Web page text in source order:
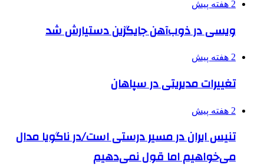
2 هفته پیش
ویسی در ذوب‌آهن جایگزین دستیارش شد
2 هفته پیش
تغییرات مدیریتی در سپاهان
2 هفته پیش
تنیس ایران در مسیر درستی است/در ناگویا مدال
می‌خواهیم اما قول نمی‌دهیم